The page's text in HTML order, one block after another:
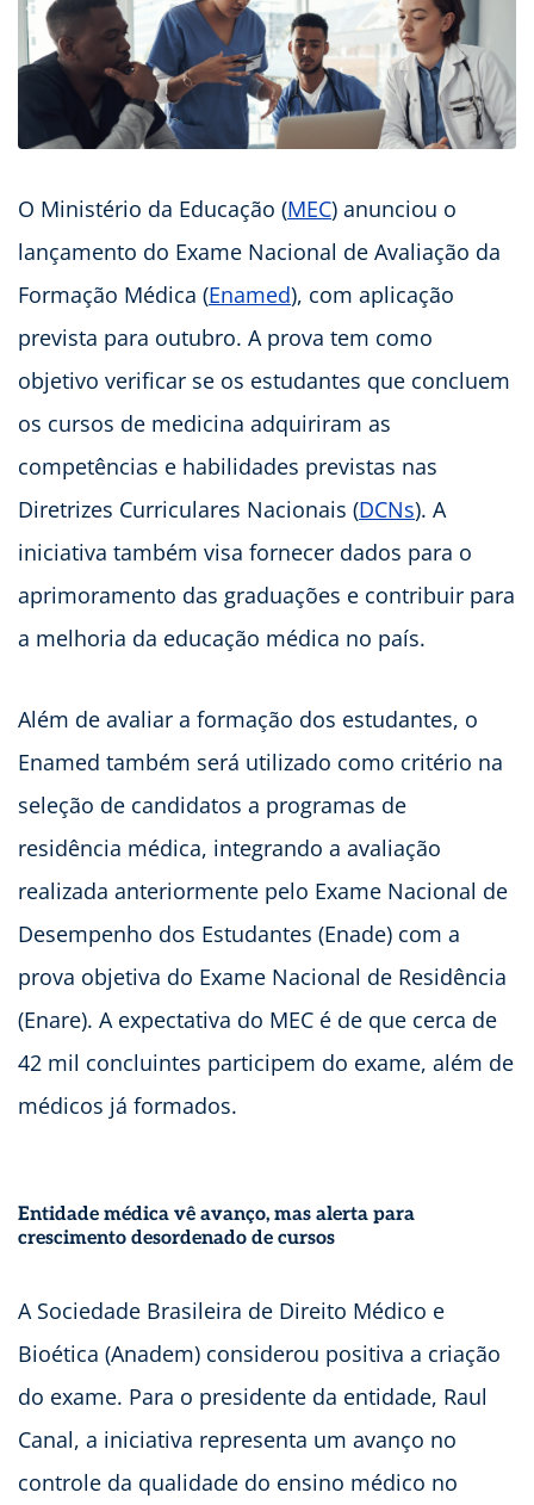
O Ministério da Educação (MEC) anunciou o
lançamento do Exame Nacional de Avaliação da
Formação Médica (Enamed), com aplicação
prevista para outubro. A prova tem como
objetivo verificar se os estudantes que concluem
os cursos de medicina adquiriram as
competências e habilidades previstas nas
Diretrizes Curriculares Nacionais (DCNs). A
iniciativa também visa fornecer dados para o
aprimoramento das graduações e contribuir para
a melhoria da educação médica no país.
Além de avaliar a formação dos estudantes, o
Enamed também será utilizado como critério na
seleção de candidatos a programas de
residência médica, integrando a avaliação
realizada anteriormente pelo Exame Nacional de
Desempenho dos Estudantes (Enade) com a
prova objetiva do Exame Nacional de Residência
(Enare). A expectativa do MEC é de que cerca de
42 mil concluintes participem do exame, além de
médicos já formados.
Entidade médica vê avanço, mas alerta para
crescimento desordenado de cursos
A Sociedade Brasileira de Direito Médico e
Bioética (Anadem) considerou positiva a criação
do exame. Para o presidente da entidade, Raul
Canal, a iniciativa representa um avanço no
controle da qualidade do ensino médico no